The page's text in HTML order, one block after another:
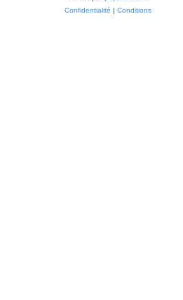
Confidentialité | Conditions